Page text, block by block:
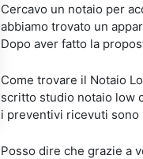
Cercavo un notaio per
abbiamo trovato un
Dopo aver fatto la
Come trovare il Notaio
scritto studio notaio low
i preventivi ricevuti sono
Posso dire che grazie a